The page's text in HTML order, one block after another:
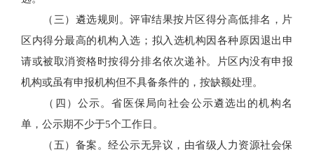
（三）遴选规则。评审结果按片区得分高低排名，片
区内得分最高的机构入选；拟入选机构因各种原因退出申
请或被取消资格时按得分排名依次递补。片区内没有申报
机构或虽有申报机构但不具备条件的，按缺额处理。
（四）公示。省医保局向社会公示遴选出的机构名
单，公示期不少于5个工作日。
（五）备案。经公示无异议，由省级人力资源社会保